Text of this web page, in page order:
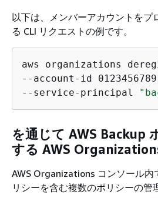
以下は、メンバーアカウントをプ
る CLI リクエストの例です。
aws organizations
--account-id
--service-principal
を通じて AWS Backup
する AWS
AWS Organizations コンソール内
リシーを含む複数のポリシーの管